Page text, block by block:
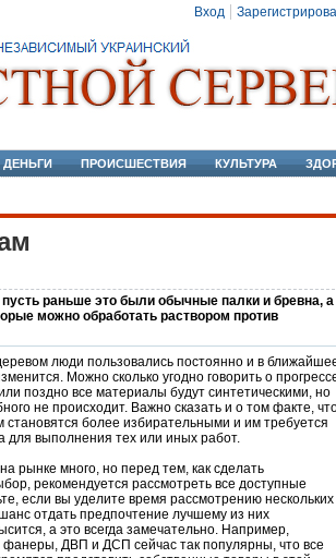
Вход
ДЕНЬГИ ПРОИСШЕСТВИЯ КУЛЬТУРА
раньше это были обычные палки и бревна, а
можно обработать раствором против
люди пользовались постоянно и в
Можно сколько угодно говорить о
поздно все материалы будут синтетическими, но
не происходит. Важно сказать и о том факте,
более избирательными и им требуется
для выполнения тех или иных работ.
рынке много, но перед тем, как сделать
рекомендуется рассмотреть все доступные
если вы уделите время рассмотрению нескольких
отдать предпочтение лучшему из них
а это всегда замечательно. Например,
ДВП и ДСП сейчас так популярны, что все